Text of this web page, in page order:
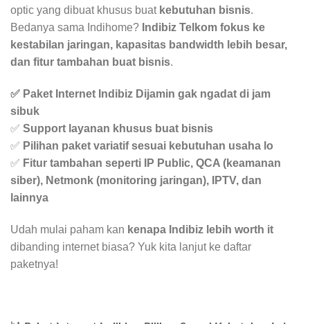
optic yang dibuat khusus buat kebutuhan bisnis.
Bedanya sama Indihome? Indibiz Telkom fokus ke
kestabilan jaringan, kapasitas bandwidth lebih besar,
dan fitur tambahan buat bisnis.
✅ Paket Internet Indibiz Dijamin gak ngadat di jam
sibuk
✅ Support layanan khusus buat bisnis
✅ Pilihan paket variatif sesuai kebutuhan usaha lo
✅ Fitur tambahan seperti IP Public, QCA (keamanan
siber), Netmonk (monitoring jaringan), IPTV, dan
lainnya
Udah mulai paham kan kenapa Indibiz lebih worth it
dibanding internet biasa? Yuk kita lanjut ke daftar
paketnya!